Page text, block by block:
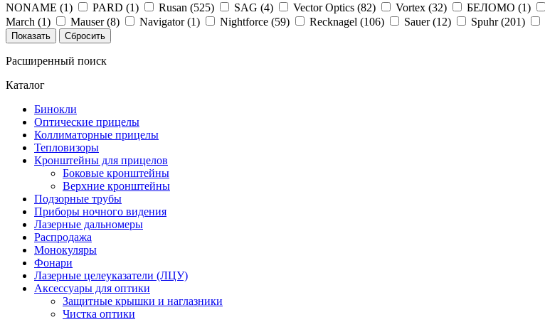
NONAME (1) PARD (1) Rusan (525) SAG (4) Vector Optics (82) Vortex (32) БЕЛОМО (1)
March (1) Mauser (8) Navigator (1) Nightforce (59) Recknagel (106) Sauer (12) Spuhr (201)
Расширенный поиск
Каталог
Бинокли
Оптические прицелы
Коллиматорные прицелы
Тепловизоры
Кронштейны для прицелов
Боковые кронштейны
Верхние кронштейны
Подзорные трубы
Приборы ночного видения
Лазерные дальномеры
Распродажа
Монокуляры
Фонари
Лазерные целеуказатели (ЛЦУ)
Аксессуары для оптики
Защитные крышки и наглазники
Чистка оптики